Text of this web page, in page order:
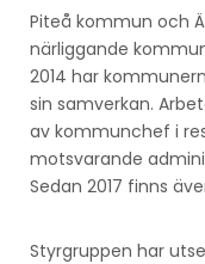
Piteå kommun och
närliggande
2014 har
sin samverkan.
av kommunchef i
motsvarande
Sedan 2017 finns
Styrgruppen har